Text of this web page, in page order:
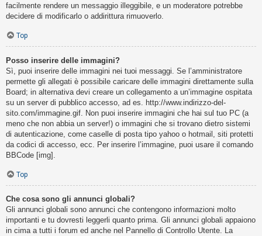
facilmente rendere un messaggio illeggibile, e un moderatore potrebbe
decidere di modificarlo o addirittura rimuoverlo.
Top
Posso inserire delle immagini?
Sì, puoi inserire delle immagini nei tuoi messaggi. Se l’amministratore
permette gli allegati è possibile caricare delle immagini direttamente sulla
Board; in alternativa devi creare un collegamento a un’immagine ospitata
su un server di pubblico accesso, ad es. http://www.indirizzo-del-
sito.com/immagine.gif. Non puoi inserire immagini che hai sul tuo PC (a
meno che non abbia un server!) o immagini che si trovano dietro sistemi
di autenticazione, come caselle di posta tipo yahoo o hotmail, siti protetti
da codici di accesso, ecc. Per inserire l’immagine, puoi usare il comando
BBCode [img].
Top
Che cosa sono gli annunci globali?
Gli annunci globali sono annunci che contengono informazioni molto
importanti e tu dovresti leggerli quanto prima. Gli annunci globali appaiono
in cima a tutti i forum ed anche nel Pannello di Controllo Utente. La